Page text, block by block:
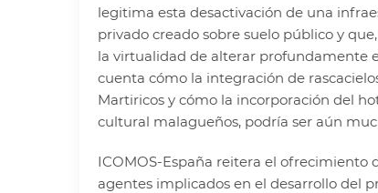
legitima esta desactivación de una
privado creado sobre suelo público y
la virtualidad de alterar profundamente
cuenta cómo la integración de
Martiricos y cómo la incorporación del
cultural malagueños, podría ser aún
ICOMOS-España reitera el ofrecimiento
agentes implicados en el desarrollo del